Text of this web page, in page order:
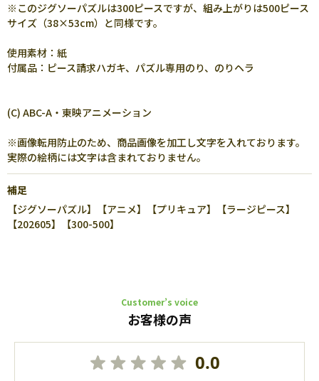
※このジグソーパズルは300ピースですが、組み上がりは500ピース
サイズ（38×53cm）と同様です。
使用素材：紙
付属品：ピース請求ハガキ、パズル専用のり、のりヘラ
(C) ABC-A・東映アニメーション
※画像転用防止のため、商品画像を加工し文字を入れております。
実際の絵柄には文字は含まれておりません。
補足
【ジグソーパズル】【アニメ】【プリキュア】【ラージピース】
【202605】【300-500】
Customer’s voice
お客様の声
0.0